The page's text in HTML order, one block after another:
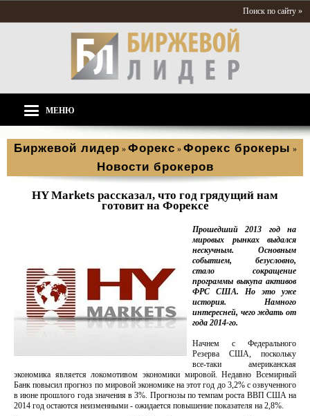
Поиск по сайту »
МЕНЮ
Биржевой лидер » Форекс » Форекс брокеры »
Новости брокеров
HY Markets рассказал, что год грядущий нам
готовит на Форексе
Прошедший 2013 год на
мировых рынках выдался
нескучным. Основным
событием, безусловно,
стало сокращение
программы выкупа активов
ФРС США. Но это уже
история. Намного
интересней, чего ждать от
года 2014-го.
Начнем с Федерального
Резерва США, поскольку
все-таки американская
экономика является локомотивом экономики мировой. Недавно Всемирный
Банк повысил прогноз по мировой экономике на этот год до 3,2% с озвученного
в июне прошлого года значения в 3%. Прогнозы по темпам роста ВВП США на
2014 год остаются неизменными - ожидается повышение показателя на 2,8%.